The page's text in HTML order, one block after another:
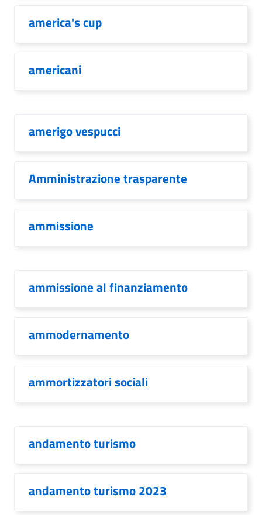
america's cup
americani
amerigo vespucci
Amministrazione trasparente
ammissione
ammissione al finanziamento
ammodernamento
ammortizzatori sociali
andamento turismo
andamento turismo 2023